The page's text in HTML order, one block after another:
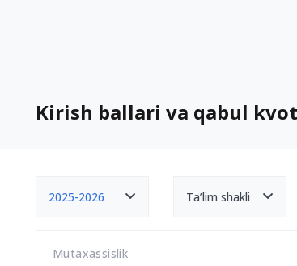
Kirish ballari va qabul
2025-2026 Ta’lim shakli
Mutaxassislik